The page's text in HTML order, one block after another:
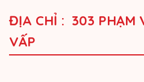
ĐỊA CHỈ : 303 PHẠM
VẤP